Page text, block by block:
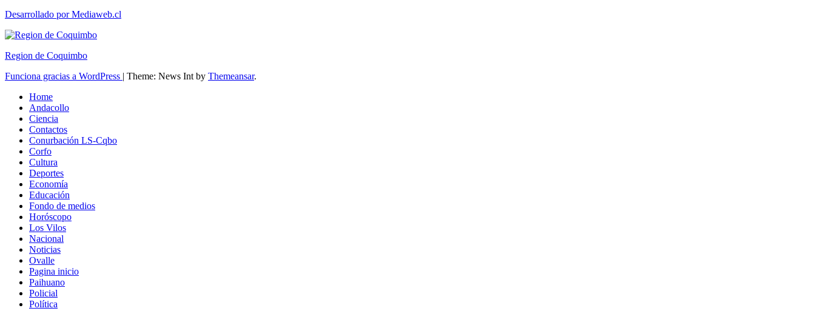
Desarrollado por Mediaweb.cl
Region de Coquimbo
Funciona gracias a WordPress | Theme: News Int by Themeansar.
Home
Andacollo
Ciencia
Contactos
Conurbación LS-Cqbo
Corfo
Cultura
Deportes
Economía
Educación
Fondo de medios
Horóscopo
Los Vilos
Nacional
Noticias
Ovalle
Pagina inicio
Paihuano
Policial
Política